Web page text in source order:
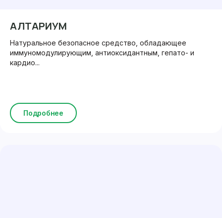
АЛТАРИУМ
Натуральное безопасное средство, обладающее
иммуномодулирующим, антиоксидантным, гепато- и
кардио...
Подробнее